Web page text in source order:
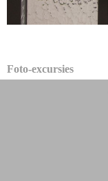
Foto-excursies